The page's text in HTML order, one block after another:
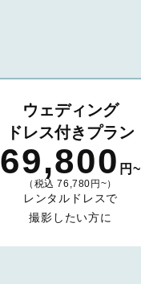
ウェディング
ドレス付きプラン
69,800 円~
（税込 76,780円~）
レンタルドレスで
撮影したい方に